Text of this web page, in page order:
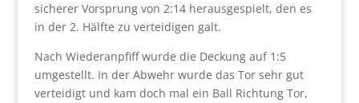
sicherer Vorsprung von 2:14 herausgespielt, den es
in der 2. Hälfte zu verteidigen galt.
Nach Wiederanpfiff wurde die Deckung auf 1:5
umgestellt. In der Abwehr wurde das Tor sehr gut
verteidigt und kam doch mal ein Ball Richtung Tor,